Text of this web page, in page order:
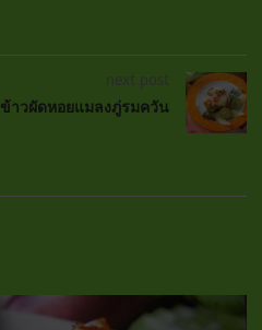
next post
ข้าวผัดหอยแมลงภู่รมควัน